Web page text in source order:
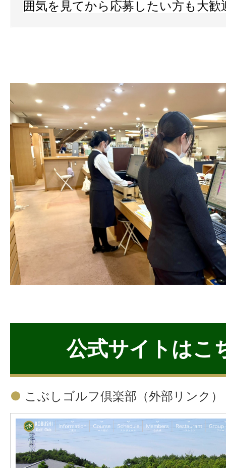
囲気を見てから応募したい方も大歓
公式サイトはこ
● こぶしゴルフ倶楽部（外部リンク）